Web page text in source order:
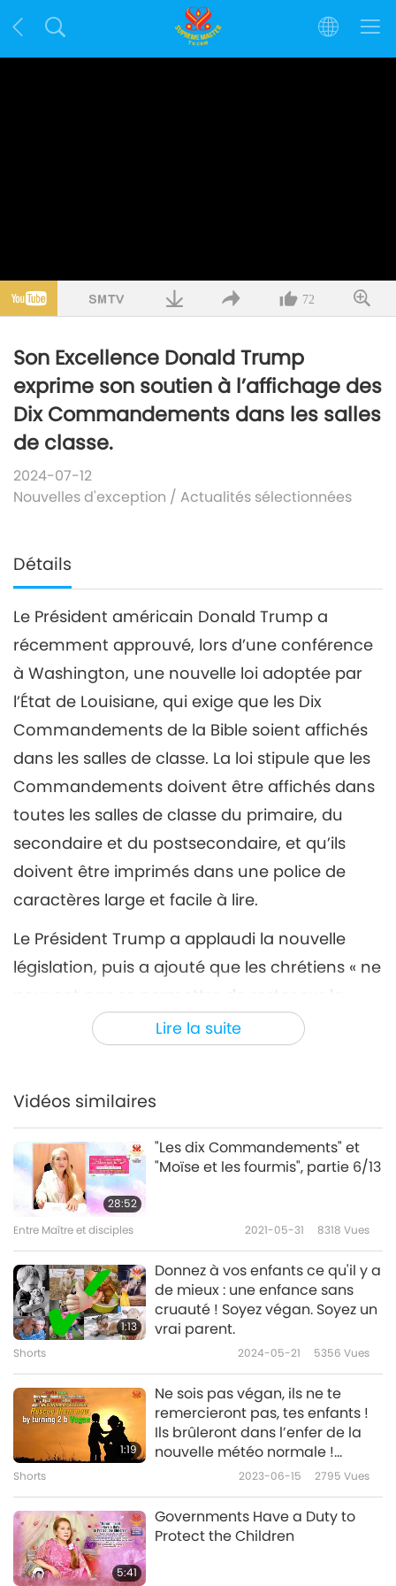
72
Son Excellence Donald Trump
exprime son soutien à l’affichage des
Dix Commandements dans les salles
de classe.
2024-07-12
Nouvelles d'exception / Actualités sélectionnées
Détails
Lire la suite
Le Président américain Donald Trump a
récemment approuvé, lors d’une conférence
à Washington, une nouvelle loi adoptée par
l’État de Louisiane, qui exige que les Dix
Commandements de la Bible soient affichés
dans les salles de classe. La loi stipule que les
Commandements doivent être affichés dans
toutes les salles de classe du primaire, du
secondaire et du postsecondaire, et qu’ils
doivent être imprimés dans une police de
caractères large et facile à lire.
Le Président Trump a applaudi la nouvelle
législation, puis a ajouté que les chrétiens « ne
peuvent pas se permettre de rester sur la
touche » lors de l’élection présidentielle de
2024 et les a encouragés à aller voter. Son
Shining World Peace Leader Award et d’un
Shining World Leadership Award pour la
Compassion.
Merci, Votre Excellence Donald Trump, et nos
éloges à la Louisiane d’aider les jeunes
citoyens à apprendre les sages paroles des
Dix Commandements. Dans les bénédictions
du Ciel, puissent les Enseignements de Dieu
être compris par tous les enfants, alors que
nous inculquons des vertus morales à toutes
les générations futures.
Vidéos similaires
28:52
"Les dix Commandements" et
"Moïse et les fourmis", partie 6/13
Entre Maître et disciples 2021-05-31 8318 Vues
1:13
Donnez à vos enfants ce qu'il y a
de mieux : une enfance sans
cruauté ! Soyez végan. Soyez un
vrai parent.
Shorts 2024-05-21 5356 Vues
1:19
Ne sois pas végan, ils ne te
remercieront pas, tes enfants !
Ils brûleront dans l’enfer de la
nouvelle météo normale !
Sauve-les maintenant, en
Shorts 2023-06-15 2795 Vues
5:41
Governments Have a Duty to
Protect the Children